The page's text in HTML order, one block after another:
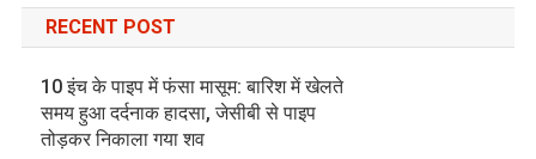
RECENT POST
10 इंच के पाइप में फंसा मासूम: बारिश में खेलते
समय हुआ दर्दनाक हादसा, जेसीबी से पाइप
तोड़कर निकाला गया शव